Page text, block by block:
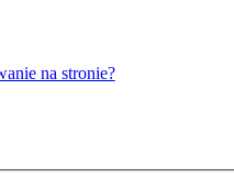
na stronie?